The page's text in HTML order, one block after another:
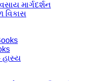
માર્ગદર્શન
વિકાસ
હાસ્ય